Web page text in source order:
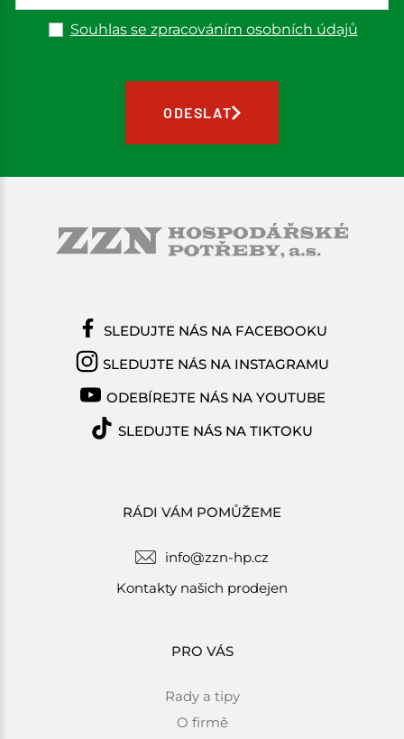
Souhlas se zpracováním osobních údajů
ODESLAT
RÁDI VÁM POMŮŽEME
info@zzn-hp.cz
Kontakty našich prodejen
PRO VÁS
Rady a tipy
O firmě
SLEDUJTE NÁS NA FACEBOOKU
SLEDUJTE NÁS NA INSTAGRAMU
ODEBÍREJTE NÁS NA YOUTUBE
SLEDUJTE NÁS NA TIKTOKU